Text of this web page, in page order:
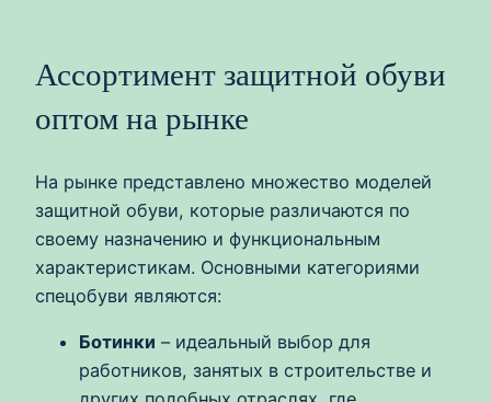
Ассортимент защитной обуви
оптом на рынке
На рынке представлено множество моделей
защитной обуви, которые различаются по
своему назначению и функциональным
характеристикам. Основными категориями
спецобуви являются:
Ботинки – идеальный выбор для
работников, занятых в строительстве и